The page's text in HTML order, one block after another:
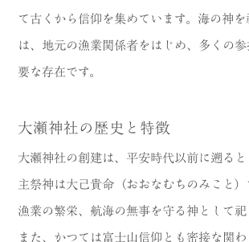
て古くから信仰を集めています。海の神
は、地元の漁業関係者をはじめ、多くの
要な存在です。
大瀬神社の歴史と特徴
大瀬神社の創建は、平安時代以前に遡ると
主祭神は大己貴命（おおなむちのみこと
漁業の繁栄、航海の無事を守る神として祀
また、かつては富士山信仰とも密接な関